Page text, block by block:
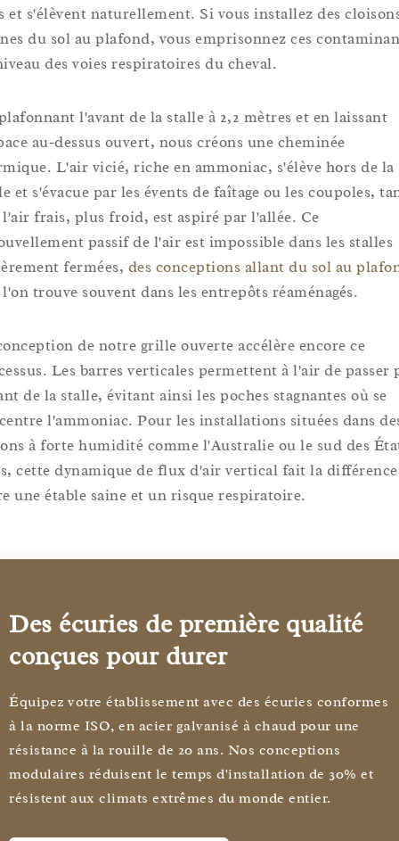
et s'élèvent naturellement. Si vous installez des
du sol au plafond, vous emprisonnez ces
des voies respiratoires du cheval.
l'avant de la stalle à 2,2 mètres et en laissant
au-dessus ouvert, nous créons une cheminée
L'air vicié, riche en ammoniac, s'élève hors de la
et s'évacue par les évents de faîtage ou les coupoles,
l'air frais, plus froid, est aspiré par l'allée. Ce
passif de l'air est impossible dans les stalles
fermées, des conceptions allant du sol au
trouve souvent dans les entrepôts réaménagés.
de notre grille ouverte accélère encore ce
Les barres verticales permettent à l'air de passer
de la stalle, évitant ainsi les poches stagnantes où se
l'ammoniac. Pour les installations situées dans
à forte humidité comme l'Australie ou le sud des
cette dynamique de flux d'air vertical fait la différence
une étable saine et un risque respiratoire.
Des écuries de première qualité
conçues pour durer
Équipez votre établissement avec des écuries conformes
à la norme ISO, en acier galvanisé à chaud pour une
résistance à la rouille de 20 ans. Nos conceptions
modulaires réduisent le temps d'installation de 30% et
résistent aux climats extrêmes du monde entier.